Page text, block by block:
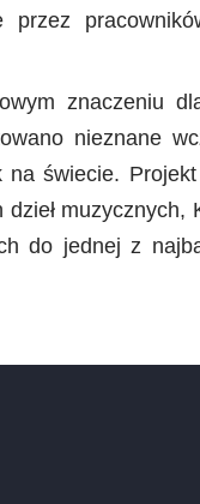
przez
znaczeniu
nieznane
świecie.
muzycznych,
do jednej z